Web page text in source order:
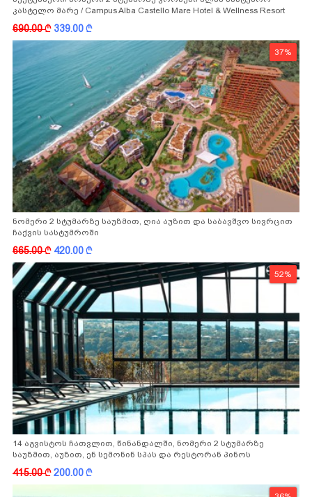
კასტელო მარე / Campus Alba Castello Mare Hotel & Wellness Resort
-სგან!
690.00k 339.00k
37%
ნომერი 2 სტუმარზე საუზმით, ღია აუზით და საბავშვო სივრცით
ჩაქვის სასტუმროში
665.00k 420.00k
52%
14 აგვისტოს ჩათვლით, წინანდალში, ნომერი 2 სტუმარზე
საუზმით, აუზით, ენ სემონინ სპას და რესტორან პინოს
ფასდაკლებით
415.00k200.00k